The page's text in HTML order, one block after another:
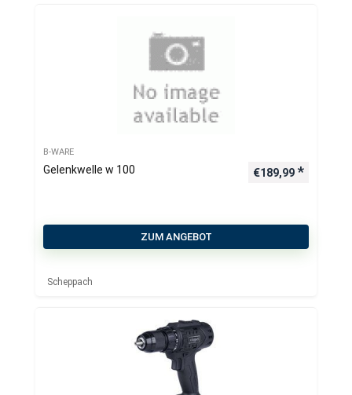
B-WARE
Gelenkwelle w 100 €189,99
ZUM ANGEBOT
Scheppach